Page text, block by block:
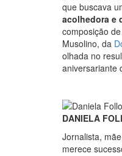
que buscava
acolhedora e
composição
Musolino, da
olhada no
aniversariante
DANIELA
Jornalista,
merece